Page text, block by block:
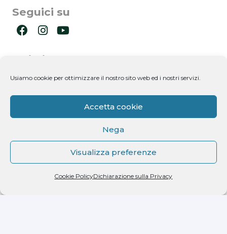
Usiamo cookie per ottimizzare il nostro sito web ed i nostri servizi.
Accetta cookie
Nega
Visualizza preferenze
Cookie PolicyDichiarazione sulla Privacy
Seguici su
Ultimi post